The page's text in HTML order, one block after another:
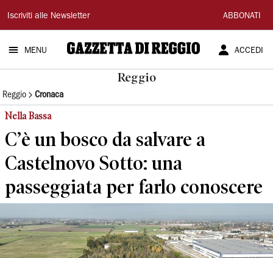
Gazzetta
di
Reggio
Iscriviti alle Newsletter ABBONATI
MENU ACCEDI
Reggio
Reggio Cronaca
Nella Bassa
C’è un bosco da salvare a
Castelnovo Sotto: una
passeggiata per farlo conoscere